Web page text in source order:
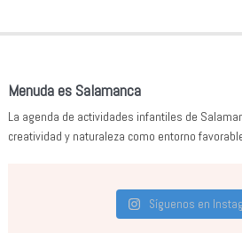
Menuda es Salamanca
La agenda de actividades infantiles de
creatividad y naturaleza como entorno
Síguenos en